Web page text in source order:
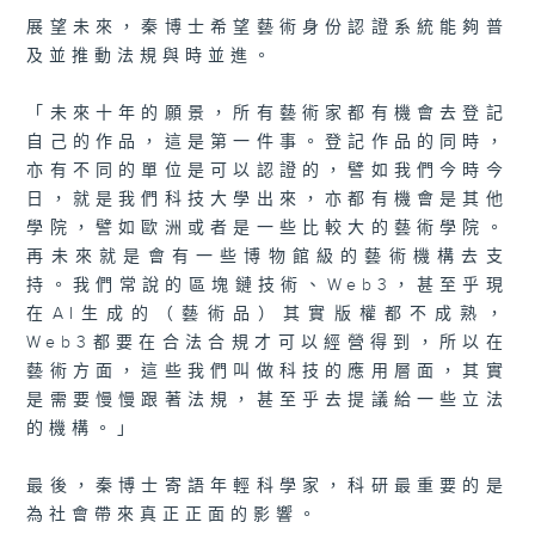
展望未來，秦博士希望藝術身份認證系統能夠普
及並推動法規與時並進。
「未來十年的願景，所有藝術家都有機會去登記
自己的作品，這是第一件事。登記作品的同時，
亦有不同的單位是可以認證的，譬如我們今時今
日，就是我們科技大學出來，亦都有機會是其他
學院，譬如歐洲或者是一些比較大的藝術學院。
再未來就是會有一些博物館級的藝術機構去支
持。我們常說的區塊鏈技術、Web3，甚至乎現
在AI生成的（藝術品）其實版權都不成熟，
Web3都要在合法合規才可以經營得到，所以在
藝術方面，這些我們叫做科技的應用層面，其實
是需要慢慢跟著法規，甚至乎去提議給一些立法
的機構。」
最後，秦博士寄語年輕科學家，科研最重要的是
為社會帶來真正正面的影響。